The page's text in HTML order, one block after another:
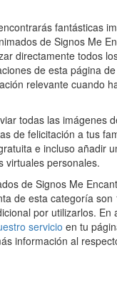
fantásticas
de Signos Me
directamente todos
de esta página
relevante cuando
todas las imágenes
de felicitación a tus
e incluso añadir
virtuales personales.
de Signos Me
de esta categoría son
por utilizarlos. En
servicio en tu
información al